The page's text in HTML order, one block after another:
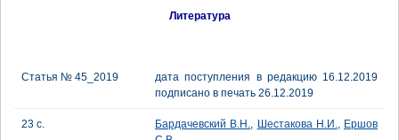
Литература
Статья № 45_2019
дата поступления в редакцию 16.12.2019
подписано в печать 26.12.2019
23 с. Бардачевский В.Н., Шестакова Н.И., Ершов